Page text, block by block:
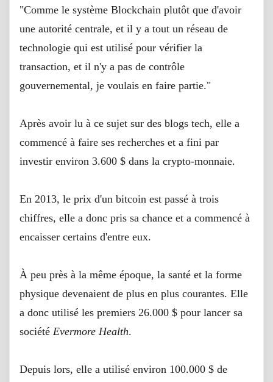
"Comme le système Blockchain plutôt que d'avoir
une autorité centrale, et il y a tout un réseau de
technologie qui est utilisé pour vérifier la
transaction, et il n'y a pas de contrôle
gouvernemental, je voulais en faire partie."
Après avoir lu à ce sujet sur des blogs tech, elle a
commencé à faire ses recherches et a fini par
investir environ 3.600 $ dans la crypto-monnaie.
En 2013, le prix d'un bitcoin est passé à trois
chiffres, elle a donc pris sa chance et a commencé à
encaisser certains d'entre eux.
À peu près à la même époque, la santé et la forme
physique devenaient de plus en plus courantes. Elle
a donc utilisé les premiers 26.000 $ pour lancer sa
société Evermore Health.
Depuis lors, elle a utilisé environ 100.000 $ de